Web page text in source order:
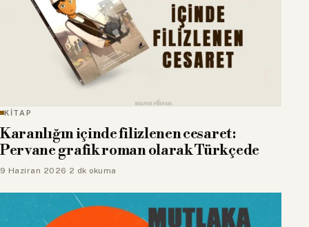
KİTAP
Karanlığın içinde filizlenen cesaret:
Pervane grafik roman olarak Türkçede
9 Haziran 2026· 2 dk okuma